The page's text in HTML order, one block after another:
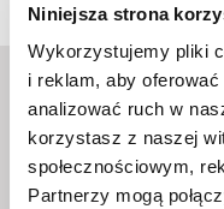
Niniejsza strona
Wykorzystujemy pliki
i reklam, aby
analizować ruch w
korzystasz z naszej
społecznościowym,
Partnerzy mogą
e-
Podobne filmy (20)